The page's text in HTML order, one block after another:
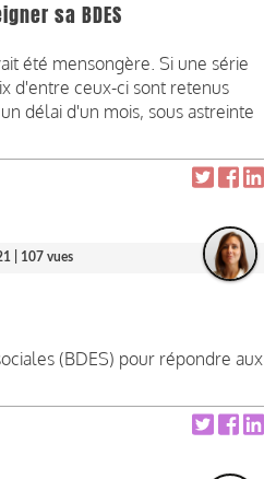
sa BDES
été mensongère. Si une série
d'entre ceux-ci sont retenus
délai d'un mois, sous astreinte
| 107 vues
(BDES) pour répondre aux